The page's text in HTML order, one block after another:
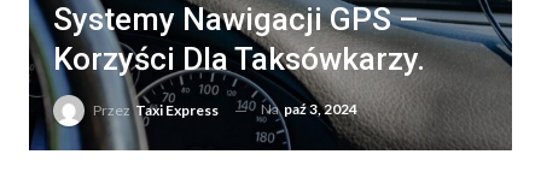
Systemy Nawigacji GPS –
Korzyści Dla Taksówkarzy.
Przez Taxi Express Na paź 3, 2024